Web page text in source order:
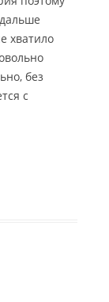
хватило
без
с